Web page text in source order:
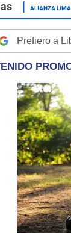
ALIANZA LIMA
Prefiero a